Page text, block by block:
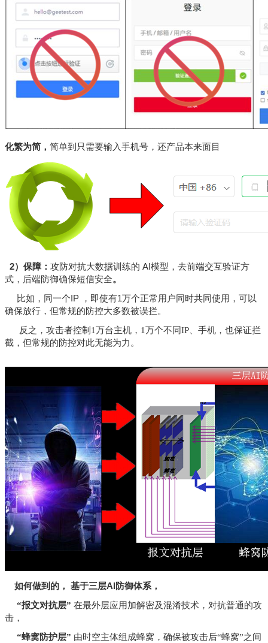
化繁为简， 简单到只需要输入手机号，还产品本来面目
2）保障： 攻防对抗大数据训练的 AI模型，去前端交互验证方
式，后端防御确保短信安全。
比如，同一个IP ，即使有1万个正常用户同时共同使用，可以
确保放行，但常规的防控大多数被误拦。
反之，攻击者控制1万台主机，1万个不同IP、 手机 ，也保证拦
截，但常规的防控对此无能为力。
如何做到的， 基于三层AI防御体系，
“报文对抗层” 在最外层应用加解密及混淆技术，对抗普通的攻
击，
“蜂窝防护层” 由时空主体组成蜂窝，确保被攻击后“蜂窝”之间